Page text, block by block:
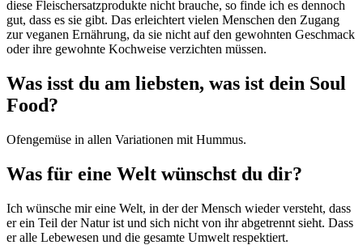
diese Fleischersatzprodukte nicht brauche, so finde ich es dennoch
gut, dass es sie gibt. Das erleichtert vielen Menschen den Zugang
zur veganen Ernährung, da sie nicht auf den gewohnten Geschmack
oder ihre gewohnte Kochweise verzichten müssen.
Was isst du am liebsten, was ist dein Soul
Food?
Ofengemüse in allen Variationen mit Hummus.
Was für eine Welt wünschst du dir?
Ich wünsche mir eine Welt, in der der Mensch wieder versteht, dass
er ein Teil der Natur ist und sich nicht von ihr abgetrennt sieht. Dass
er alle Lebewesen und die gesamte Umwelt respektiert.